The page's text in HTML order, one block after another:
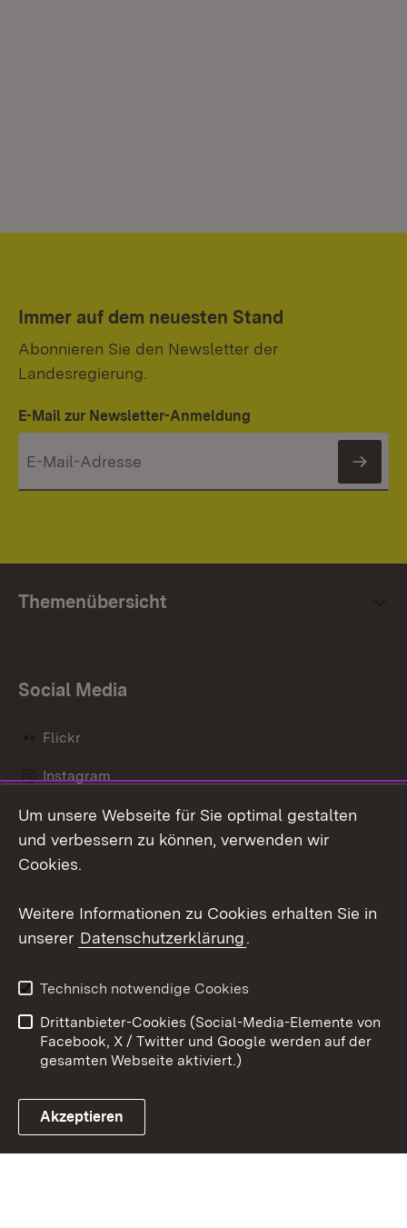
Immer auf dem neuesten Stand
Abonnieren Sie den Newsletter der
Landesregierung.
E-Mail zur Newsletter-Anmeldung
Themenübersicht
Social Media
Flickr
Instagram
Social Wall
Link zum Landesportal
Barrierefreiheit
Benutzungshinweise
Impressum
Cookies
Um unsere Webseite für Sie optimal gestalten
und verbessern zu können, verwenden wir
Cookies.
Weitere Informationen zu Cookies erhalten Sie in
unserer Datenschutzerklärung.
Technisch notwendige Cookies
Drittanbieter-Cookies (Social-Media-Elemente von
Facebook, X / Twitter und Google werden auf der
gesamten Webseite aktiviert.)
Akzeptieren